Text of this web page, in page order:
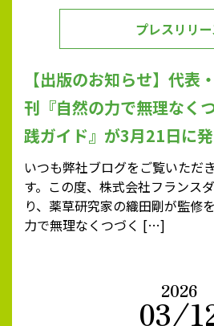
プレスリリ
【出版のお知らせ】代表
刊『自然の力で無理なく
践ガイド』が3月21日に
いつも弊社ブログをご覧いただ
す。この度、株式会社フランス
り、薬草研究家の織田剛が監修
力で無理なくつづく […]
2026
03/